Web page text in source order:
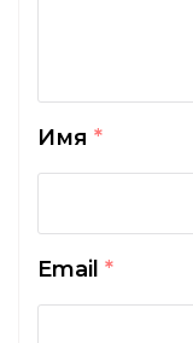
Имя *
Email *